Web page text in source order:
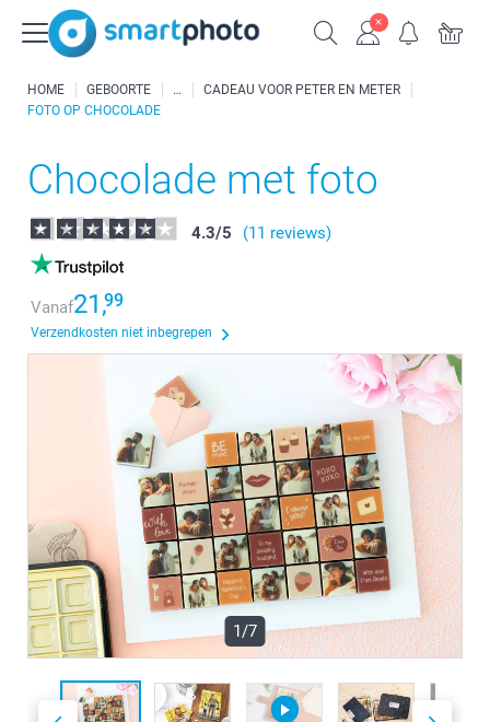
HOME GEBOORTE
CADEAU VOOR PETER EN METER
FOTO OP CHOCOLADE
Chocolade met foto
4.3/5 (11 reviews)
Vanaf21,99
Verzendkosten niet inbegrepen
1/7